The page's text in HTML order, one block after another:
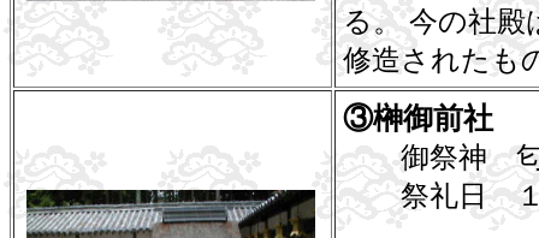
る。 今の社殿
修造されたも
③榊御前社
御祭神 匂
祭礼日 １